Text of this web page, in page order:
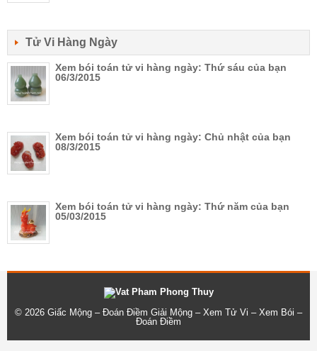
Tử Vi Hàng Ngày
Xem bói toán tử vi hàng ngày: Thứ sáu của bạn
06/3/2015
Xem bói toán tử vi hàng ngày: Chủ nhật của bạn
08/3/2015
Xem bói toán tử vi hàng ngày: Thứ năm của bạn
05/03/2015
© 2026 Giấc Mộng – Đoán Điềm Giải Mộng – Xem Tử Vi – Xem Bói –
Đoán Điềm